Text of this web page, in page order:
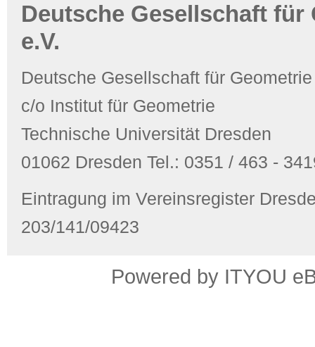
Deutsche Gesellschaft für
e.V.
Deutsche Gesellschaft für
c/o Institut für Geometrie
Technische Universität Dresden
01062 Dresden Tel.: 0351 / 463 -
Eintragung im Vereinsregister
203/141/09423
Powered by ITYOU